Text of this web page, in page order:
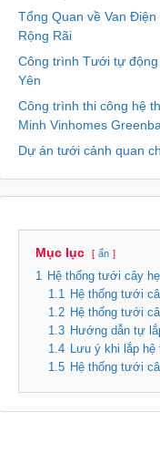
Tổng Quan về Van
Rộng Rãi
Công trình Tưới tự
Yên
Công trình thi công hệ
Minh Vinhomes
Dự án tưới cảnh quan
Mục lục ẩn
1 Hệ thống tưới cây
1.1 Hệ thống tưới
1.2 Hệ thống tưới
1.3 Hướng dẫn tự
1.4 Lưu ý khi lắp
1.5 Hệ thống tưới